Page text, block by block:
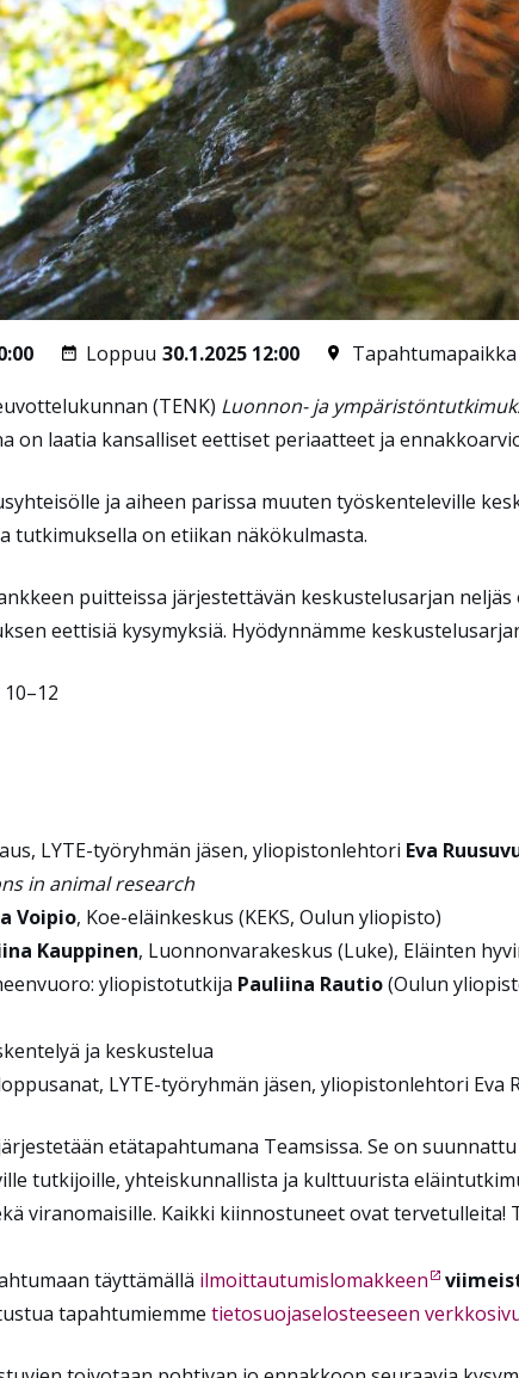
Loppuu 30.1.2025 12:00 Tapahtumapaikka
(TENK) Luonnon- ja
on laatia kansalliset eettiset periaatteet ja
ja aiheen parissa muuten työskenteleville
tutkimuksella on etiikan näkökulmasta.
puitteissa järjestettävän keskustelusarjan
eettisiä kysymyksiä. Hyödynnämme
LYTE-työryhmän jäsen, yliopistonlehtori Eva
in animal research
Voipio, Koe-eläinkeskus (KEKS, Oulun yliopisto)
Kauppinen, Luonnonvarakeskus (Luke), Eläinten
yliopistotutkija Pauliina Rautio(Oulun
ja keskustelua
LYTE-työryhmän jäsen, yliopistonlehtori Eva
etätapahtumana Teamsissa. Se on
tutkijoille, yhteiskunnallista ja kulttuurista
viranomaisille. Kaikki kiinnostuneet ovat
täyttämällä ilmoittautumislomakkeen
tapahtumiemme tietosuojaselosteeseen